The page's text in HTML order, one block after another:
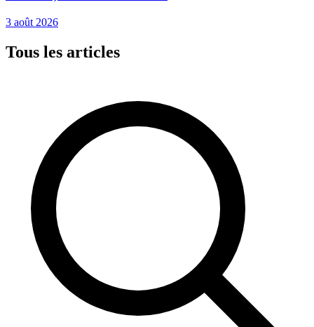
3 août 2026
Tous les articles